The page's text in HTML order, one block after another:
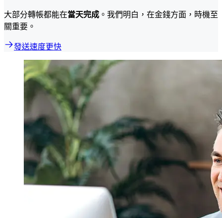
大部分轉帳都能在當天完成 。我們明白，在金錢方面，時機至
關重要。
發送速度更快